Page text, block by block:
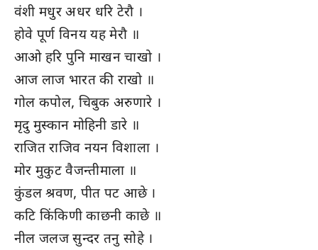
वंशी मधुर अधर धरि टेरौ ।
होवे पूर्ण विनय यह मेरौ ॥
आओ हरि पुनि माखन चाखो ।
आज लाज भारत की राखो ॥
गोल कपोल, चिबुक अरुणारे ।
मृदु मुस्कान मोहिनी डारे ॥
राजित राजिव नयन विशाला ।
मोर मुकुट वैजन्तीमाला ॥
कुंडल श्रवण, पीत पट आछे ।
कटि किंकिणी काछनी काछे ॥
नील जलज सुन्दर तनु सोहे ।